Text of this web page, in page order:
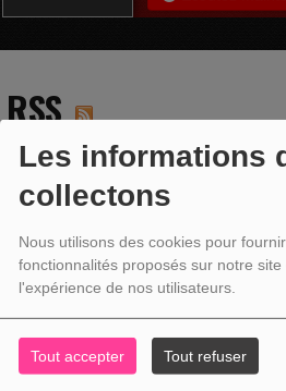
Les informations
collectons
Nous utilisons des cookies pour
fonctionnalités proposés sur notre
l'expérience de nos utilisateurs.
Tout accepter Tout refuser
RSS
LE RENDEZ-VOUS MUSICALE
Tout les jeudis, Adeline vous propose 2h de